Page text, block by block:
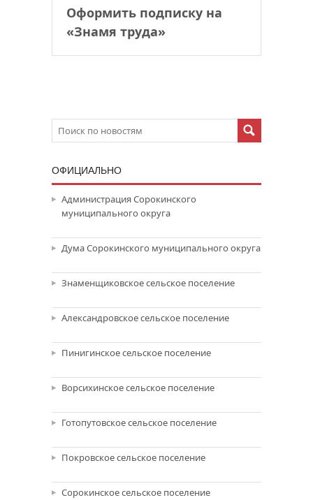
Оформить подписку на
«Знамя труда»
ОФИЦИАЛЬНО
Администрация Сорокинского
муниципального округа
Дума Сорокинского муниципального округа
Знаменщиковское сельское поселение
Александровское сельское поселение
Пинигинское сельское поселение
Ворсихинское сельское поселение
Готопутовское сельское поселение
Покровское сельское поселение
Сорокинское сельское поселение